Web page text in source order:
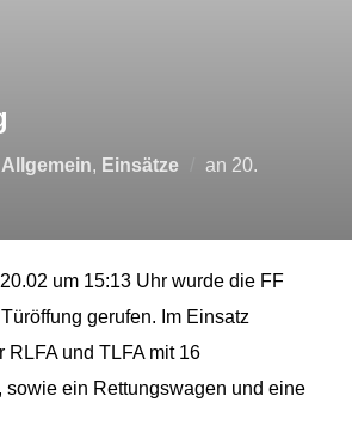
Allgemein, Einsätze an Veröffentlicht
20.
um 15:13 Uhr wurde die FF
gerufen. Im Einsatz
RLFA und TLFA mit 16
sowie ein Rettungswagen und eine